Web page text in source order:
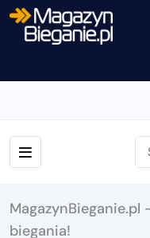
MagazynBieganie.pl
biegania!